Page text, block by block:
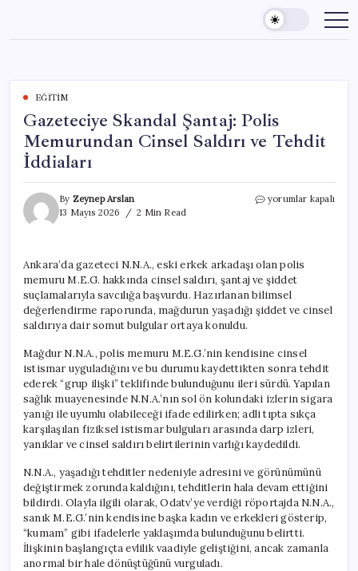
content
EĞITIM
Gazeteciye Skandal Şantaj: Polis
Memurundan Cinsel Saldırı ve Tehdit
İddiaları
By Zeynep Arslan
13 Mayıs 2026
2 Min Read
Gazeteciye
Cinsel
Saldırı
ve
Tehdit
yorumlar kapalı
Ankara’da gazeteci N.N.A., eski erkek arkadaşı olan polis
memuru M.E.G. hakkında cinsel saldırı, şantaj ve şiddet
suçlamalarıyla savcılığa başvurdu. Hazırlanan bilimsel
değerlendirme raporunda, mağdurun yaşadığı şiddet ve cinsel
saldırıya dair somut bulgular ortaya konuldu.
Mağdur N.N.A., polis memuru M.E.G.’nin kendisine cinsel
istismar uyguladığını ve bu durumu kaydettikten sonra tehdit
ederek “grup ilişki” teklifinde bulunduğunu ileri sürdü. Yapılan
sağlık muayenesinde N.N.A.’nın sol ön kolundaki izlerin sigara
yanığı ile uyumlu olabileceği ifade edilirken; adli tıpta sıkça
karşılaşılan fiziksel istismar bulguları arasında darp izleri,
yanıklar ve cinsel saldırı belirtilerinin varlığı kaydedildi.
N.N.A., yaşadığı tehditler nedeniyle adresini ve görünümünü
değiştirmek zorunda kaldığını, tehditlerin hala devam ettiğini
bildirdi. Olayla ilgili olarak, Odatv’ye verdiği röportajda N.N.A.,
sanık M.E.G.’nin kendisine başka kadın ve erkekleri gösterip,
“kumam” gibi ifadelerle yaklaşımda bulunduğunu belirtti.
İlişkinin başlangıçta evlilik vaadiyle geliştiğini, ancak zamanla
anormal bir hale dönüştüğünü vurguladı.